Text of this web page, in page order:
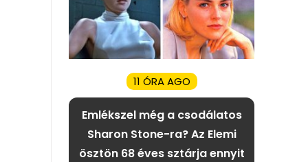
11 ÓRA AGO
Emlékszel még a csodálatos
Sharon Stone-ra? Az Elemi
ösztön 68 éves sztárja ennyit